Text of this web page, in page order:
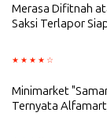
Merasa Difitnah
Saksi Terlapor
Minimarket
Ternyata